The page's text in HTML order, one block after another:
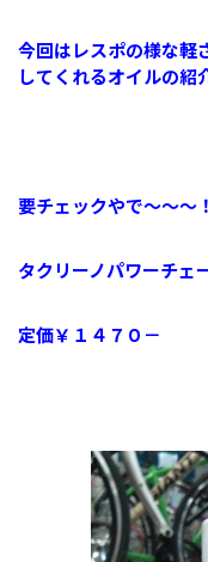
今回はレスポの様な軽
してくれるオイルの紹
要チェックやで～～～
タクリーノパワーチェ
定価￥１４７０－